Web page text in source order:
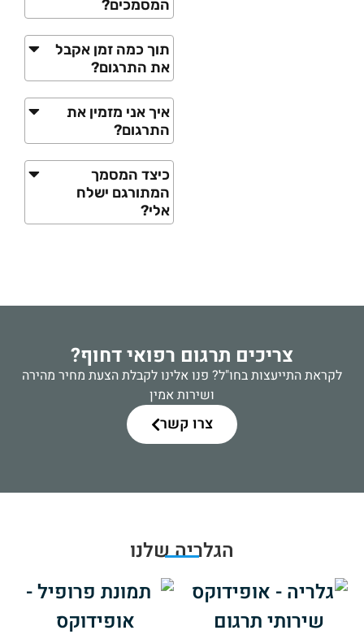
המסמכים?
תוך כמה זמן אקבל
את התרגום?
איך אני מזמין את
התרגום?
כיצד המסמך
המתורגם ישלח
אלי?
צריכים תרגום רפואי דחוף?
לקראת התייעצות בחו"ל? פנו אלינו לקבלת הצעת מחיר מהירה
ושירות אמין
צרו קשר
הגלריה שלנו